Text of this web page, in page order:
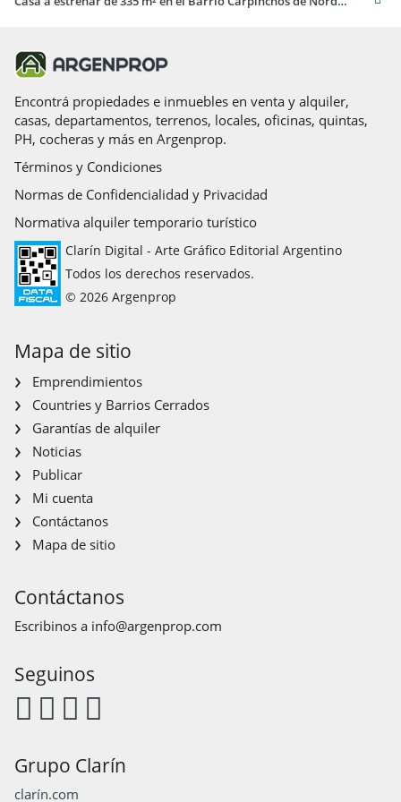
de pádel , gimnasio , club house , piscina
DISEñO Y CONSTRUCCIóN
DEL VALLE ARQUITECTURA.
Las medidas son aprox. y orientativas. Las medidas exactas
surgirán del título de propiedad.
STAFFORINI REAL ESTATE - CUCICBA 7931 - CSI 6791.
Encontrá propiedades e inmuebles en venta y alquiler,
casas, departamentos, terrenos, locales, oficinas, quintas,
PH, cocheras y más en Argenprop.
Términos y Condiciones
Normas de Confidencialidad y Privacidad
Normativa alquiler temporario turístico
Clarín Digital - Arte Gráfico Editorial Argentino
Todos los derechos reservados.
© 2026 Argenprop
Mapa de sitio
Emprendimientos
Countries y Barrios Cerrados
Garantías de alquiler
Noticias
Publicar
Mi cuenta
Contáctanos
Mapa de sitio
Contáctanos
Escribinos a info@argenprop.com
Seguinos
Grupo Clarín
clarín.com